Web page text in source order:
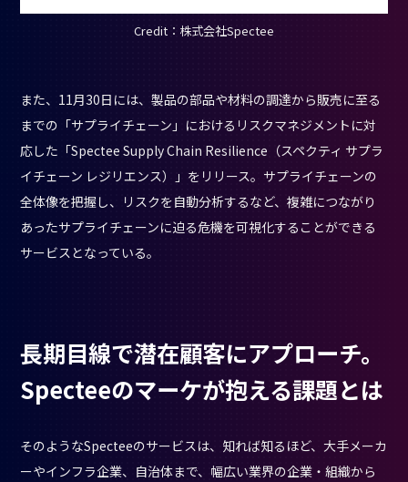
Credit：株式会社Spectee
また、11月30日には、製品の部品や材料の調達から販売に至る
までの「サプライチェーン」におけるリスクマネジメントに対
応した「Spectee Supply Chain Resilience（スペクティ サプラ
イチェーン レジリエンス）」をリリース。サプライチェーンの
全体像を把握し、リスクを自動分析するなど、複雑につながり
あったサプライチェーンに迫る危機を可視化することができる
サービスとなっている。
長期目線で潜在顧客にアプローチ。
Specteeのマーケが抱える課題とは
そのようなSpecteeのサービスは、知れば知るほど、大手メーカ
ーやインフラ企業、自治体まで、幅広い業界の企業・組織から